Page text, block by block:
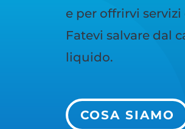
e per offrirvi
Fatevi salvare dal
liquido.
COSA SIAMO